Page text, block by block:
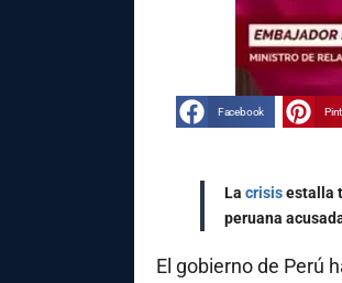
Facebook
La crisisestalla
peruana
El gobierno de Perú